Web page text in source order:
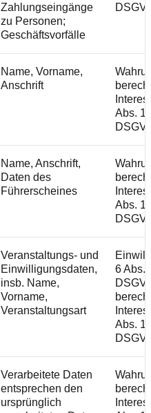
Zahlungseingänge
zu Personen;
Geschäftsvorfälle
Name, Vorname,
Anschrift
Abs. 1
Name, Anschrift,
Daten des
Führerscheines
Abs. 1
Veranstaltungs- und
Einwilligungsdaten,
insb. Name,
Vorname,
Veranstaltungsart
6 Abs.
Abs. 1
Verarbeitete Daten
entsprechen den
ursprünglich